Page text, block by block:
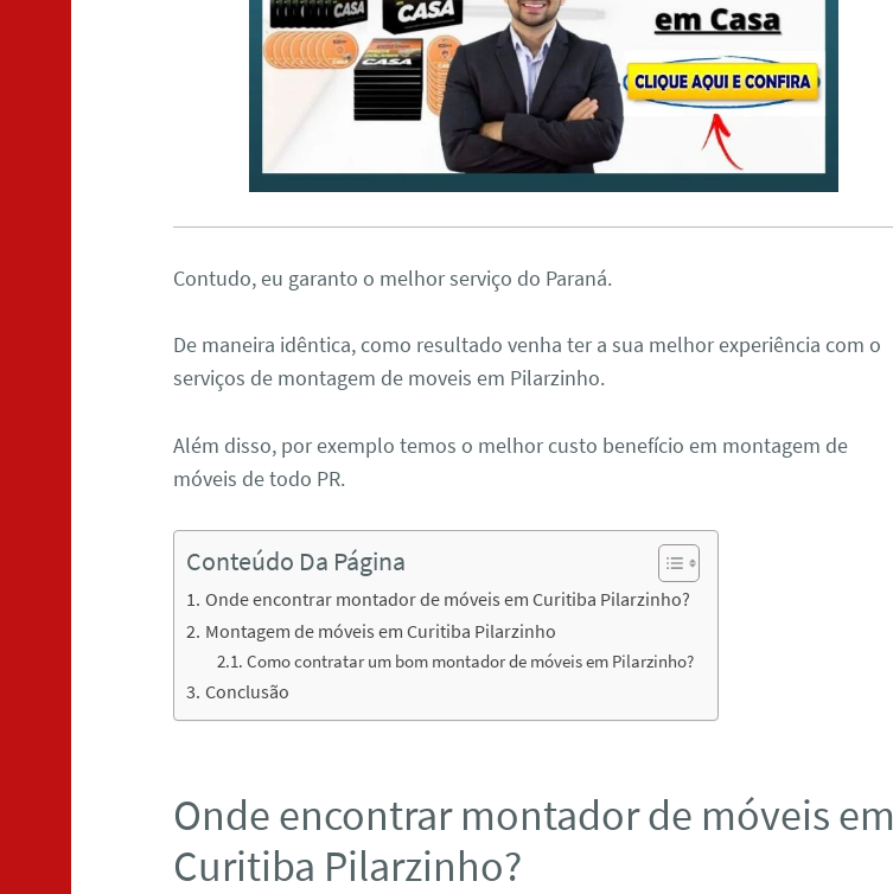
Contudo, eu garanto o melhor serviço do Paraná.
De maneira idêntica, como resultado venha ter a sua melhor experiência com o
serviços de montagem de moveis em Pilarzinho.
Além disso, por exemplo temos o melhor custo benefício em montagem de
móveis de todo PR.
Conteúdo Da Página
Onde encontrar montador de móveis em Curitiba Pilarzinho?
Montagem de móveis em Curitiba Pilarzinho
Como contratar um bom montador de móveis em Pilarzinho?
Conclusão
Onde encontrar montador de móveis em
Curitiba Pilarzinho?